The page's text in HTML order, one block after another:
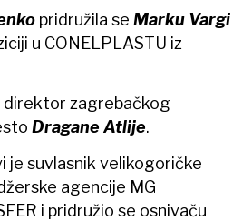
pridružila se Marku Vargi
u CONELPLASTU iz
direktor zagrebačkog
Dragane Atlije.
je suvlasnik velikogoričke
agencije MG
i pridružio se osnivaču